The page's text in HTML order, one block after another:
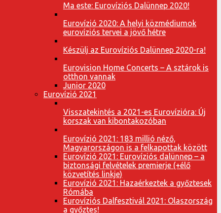
Ma este: Eurovíziós Dalünnep 2020!
Eurovízió 2020: A helyi közmédiumok
eurovíziós tervei a jövő hétre
Készülj az Eurovíziós Dalünnep 2020-ra!
Eurovision Home Concerts – A sztárok is
otthon vannak
Junior 2020
Eurovízió 2021
Visszatekintés a 2021-es Eurovízióra: Új
korszak van kibontakozóban
Eurovízió 2021: 183 millió néző,
Magyarországon is a felkapottak között
Eurovízió 2021: Eurovíziós dalünnep – a
biztonsági felvételek premierje (+élő
közvetítés linkje)
Eurovízió 2021: Hazaérkeztek a győztesek
Rómába
Eurovíziós Dalfesztivál 2021: Olaszország
a győztes!